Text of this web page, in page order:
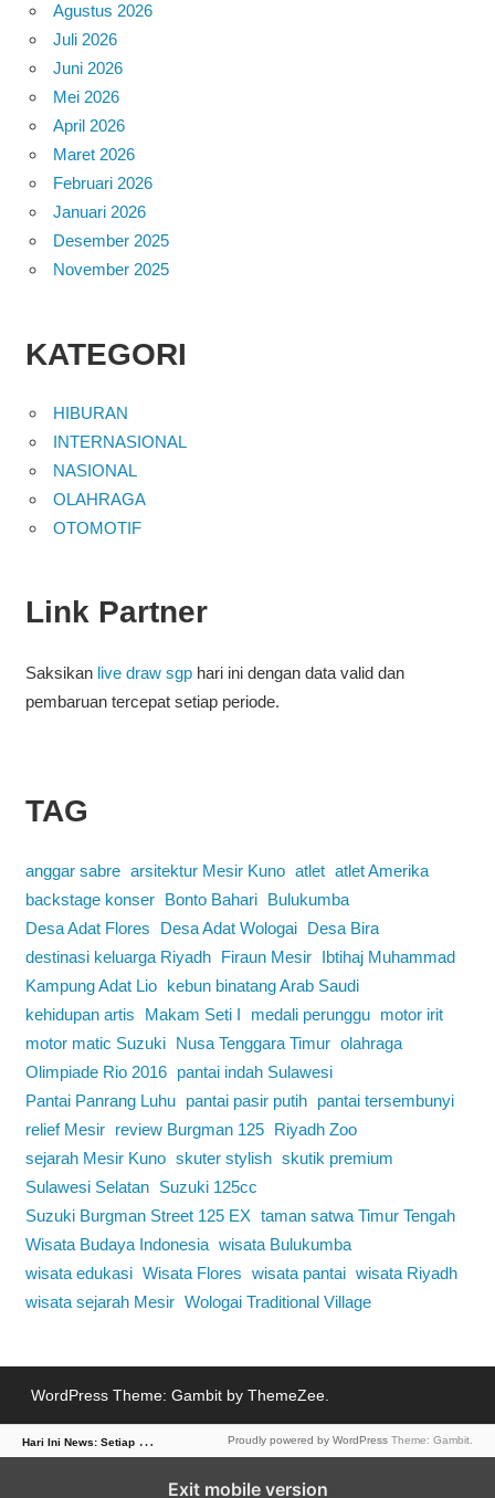
Agustus 2026
Juli 2026
Juni 2026
Mei 2026
April 2026
Maret 2026
Februari 2026
Januari 2026
Desember 2025
November 2025
KATEGORI
HIBURAN
INTERNASIONAL
NASIONAL
OLAHRAGA
OTOMOTIF
Link Partner
Saksikan live draw sgphari ini dengan data valid dan
pembaruan tercepat setiap periode.
TAG
anggar sabre arsitektur Mesir Kuno atlet atlet Amerika
backstage konser
Bonto Bahari
Bulukumba
Desa Adat Flores
Desa Adat Wologai
Desa Bira
destinasi keluarga Riyadh
Firaun Mesir
Ibtihaj Muhammad
Kampung Adat Lio
kebun binatang Arab Saudi
kehidupan artis
Makam Seti I medali perunggu
motor irit
motor matic Suzuki
Nusa Tenggara Timur olahraga
Olimpiade Rio 2016
pantai indah Sulawesi
Pantai Panrang Luhu
pantai pasir putih
pantai tersembunyi
relief Mesir
review Burgman 125
Riyadh Zoo
sejarah Mesir Kuno skuter stylish skutik premium
Sulawesi Selatan
Suzuki 125cc
Suzuki Burgman Street 125 EX taman satwa Timur Tengah
Wisata Budaya Indonesia wisata Bulukumba
wisata edukasi Wisata Flores wisata pantai wisata Riyadh
wisata sejarah Mesir Wologai Traditional Village
WordPress Theme: Gambit by ThemeZee.
H
ari Ini News: Setiap Detik Bernilai Berita Proudly powered by WordPress Theme: Gambit.
Exit mobile version